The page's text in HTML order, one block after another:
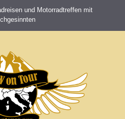
und Motorradtreffen mit